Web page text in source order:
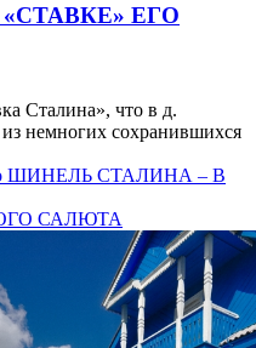
ЕГО
Сталина», что в д.
немногих сохранившихся
о ШИНЕЛЬ СТАЛИНА – В
САЛЮТА